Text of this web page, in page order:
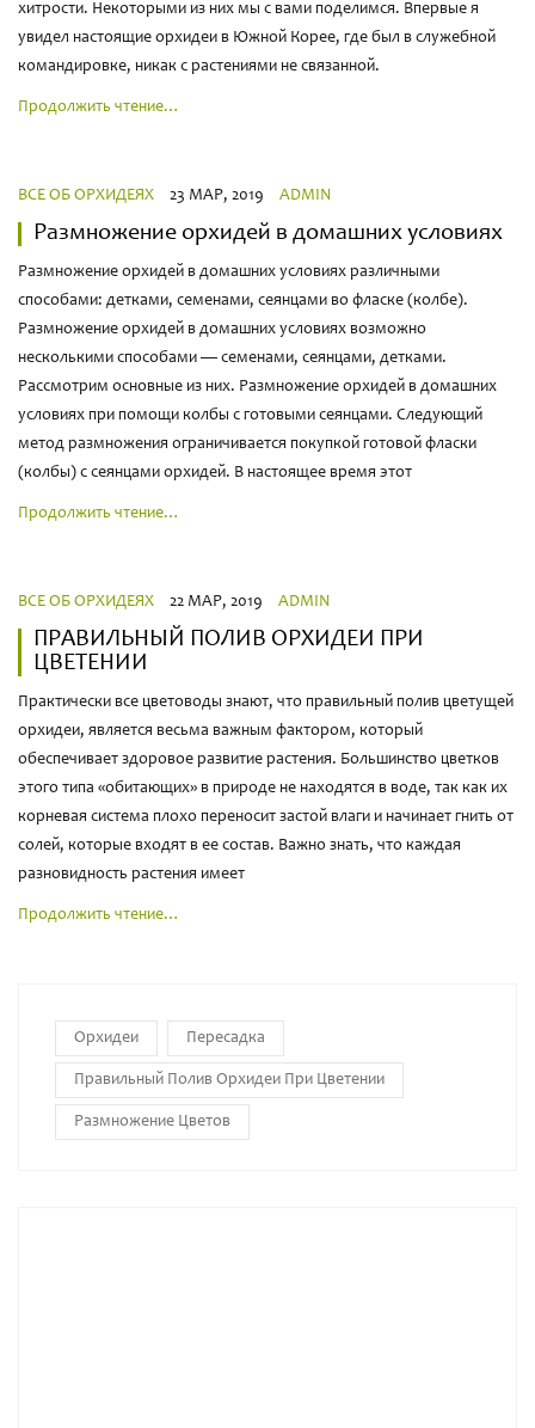
хитрости. Некоторыми из них мы с вами поделимся. Впервые я
увидел настоящие орхидеи в Южной Корее, где был в служебной
командировке, никак с растениями не связанной.
Продолжить чтение…
ВСЕ ОБ ОРХИДЕЯХ 23 МАР, 2019 ADMIN
Размножение орхидей в домашних условиях
Размножение орхидей в домашних условиях различными
способами: детками, семенами, сеянцами во фласке (колбе).
Размножение орхидей в домашних условиях возможно
несколькими способами — семенами, сеянцами, детками.
Рассмотрим основные из них. Размножение орхидей в домашних
условиях при помощи колбы с готовыми сеянцами. Следующий
метод размножения ограничивается покупкой готовой фласки
(колбы) с сеянцами орхидей. В настоящее время этот
Продолжить чтение…
ВСЕ ОБ ОРХИДЕЯХ 22 МАР, 2019 ADMIN
ПРАВИЛЬНЫЙ ПОЛИВ ОРХИДЕИ ПРИ
ЦВЕТЕНИИ
Практически все цветоводы знают, что правильный полив цветущей
орхидеи, является весьма важным фактором, который
обеспечивает здоровое развитие растения. Большинство цветков
этого типа «обитающих» в природе не находятся в воде, так как их
корневая система плохо переносит застой влаги и начинает гнить от
солей, которые входят в ее состав. Важно знать, что каждая
разновидность растения имеет
Продолжить чтение…
Орхидеи Пересадка
Правильный Полив Орхидеи При Цветении
Размножение Цветов